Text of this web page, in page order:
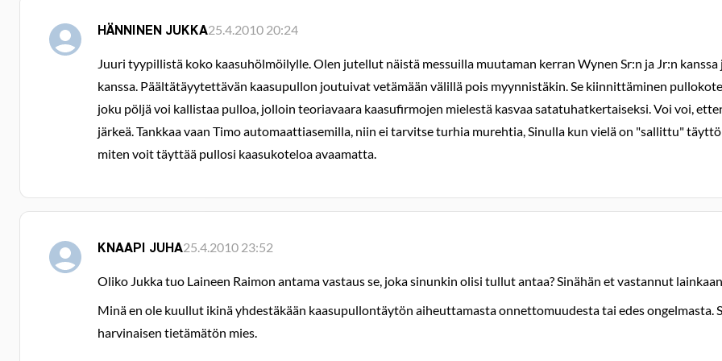
HÄNNINEN JUKKA25.4.2010 20:24
Juuri tyypillistä koko kaasuhölmöilylle. Olen jutellut näistä messuilla muutaman kerran Wynen Sr:n ja Jr:n
kanssa. Päältätäyytettävän kaasupullon joutuivat vetämään välillä pois myynnistäkin. Se kiinnittäminen
joku pöljä voi kallistaa pulloa, jolloin teoriavaara kaasufirmojen mielestä kasvaa satatuhatkertaiseksi. Voi voi,
järkeä. Tankkaa vaan Timo automaattiasemilla, niin ei tarvitse turhia murehtia, Sinulla kun vielä on "sallittu"
miten voit täyttää pullosi kaasukoteloa avaamatta.
KNAAPI JUHA25.4.2010 23:52
Oliko Jukka tuo Laineen Raimon antama vastaus se, joka sinunkin olisi tullut antaa? Sinähän et vastannut
Minä en ole kuullut ikinä yhdestäkään kaasupullontäytön aiheuttamasta onnettomuudesta tai edes ongelmasta.
harvinaisen tietämätön mies.